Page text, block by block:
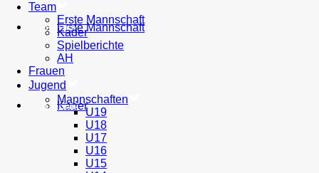
Erste Mannschaft
Kader
FRAUEN
JUGEND
Team
Erste Mannschaft
Kader
Spielberichte
AH
Frauen
Jugend
Mannschaften
U19
U18
U17
U16
U15